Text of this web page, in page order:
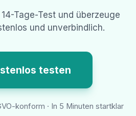
Tage-Test und überzeuge
und unverbindlich.
testen
konform · In 5 Minuten startklar